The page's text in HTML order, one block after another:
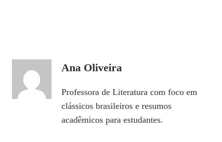
Ana Oliveira
Professora de Literatura com foco em
clássicos brasileiros e resumos
acadêmicos para estudantes.